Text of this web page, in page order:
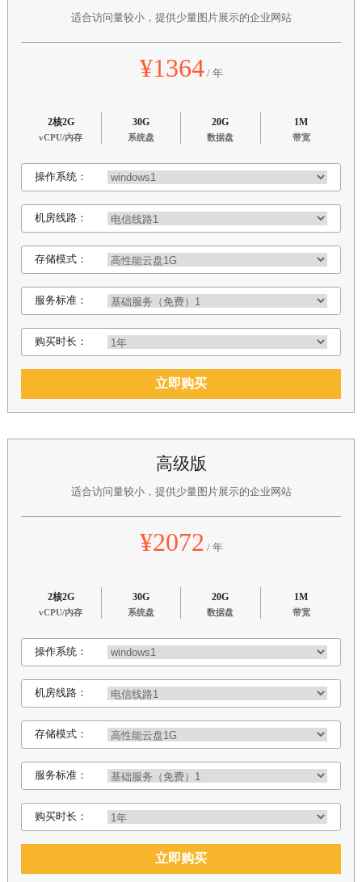
适合访问量较小，提供少量图片展示的企业网站
¥1364/ 年
2核2G
vCPU/内存
30G
系统盘
20G
数据盘
1M
带宽
操作系统：
机房线路：
存储模式：
服务标准：
购买时长：
立即购买
高级版
适合访问量较小，提供少量图片展示的企业网站
¥2072 / 年
2核2G
vCPU/内存
30G
系统盘
20G
数据盘
1M
带宽
操作系统：
机房线路：
存储模式：
服务标准：
购买时长：
立即购买